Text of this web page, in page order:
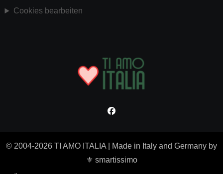
Cookies bearbeiten
© 2004-2026 TI AMO ITALIA
Made in Italy and Germany by
⚜ smartissimo